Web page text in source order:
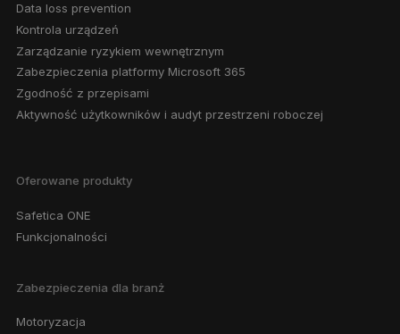
Data loss prevention
Kontrola urządzeń
Zarządzanie ryzykiem wewnętrznym
Zabezpieczenia platformy Microsoft 365
Zgodność z przepisami
Aktywność użytkowników i audyt przestrzeni roboczej
Oferowane produkty
Safetica ONE
Funkcjonalności
Zabezpieczenia dla branż
Motoryzacja